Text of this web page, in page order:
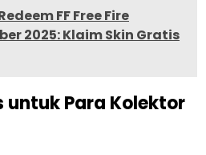
FF Free Fire
2025: Klaim Skin Gratis
Para Kolektor